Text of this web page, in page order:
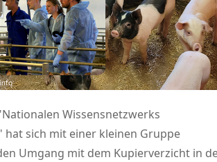
Wissensnetzwerks
hat sich mit einer kleinen Gruppe
Umgang mit dem Kupierverzicht in